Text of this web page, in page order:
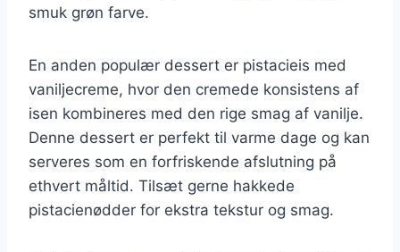
smuk grøn farve.
En anden populær dessert er pistacieis med
vaniljecreme, hvor den cremede konsistens af
isen kombineres med den rige smag af vanilje.
Denne dessert er perfekt til varme dage og kan
serveres som en forfriskende afslutning på
ethvert måltid. Tilsæt gerne hakkede
pistacienødder for ekstra tekstur og smag.